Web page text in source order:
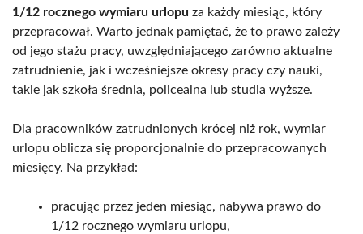
1/12 rocznego wymiaru urlopu za każdy miesiąc, który
przepracował. Warto jednak pamiętać, że to prawo zależy
od jego stażu pracy, uwzględniającego zarówno aktualne
zatrudnienie, jak i wcześniejsze okresy pracy czy nauki,
takie jak szkoła średnia, policealna lub studia wyższe.
Dla pracowników zatrudnionych krócej niż rok, wymiar
urlopu oblicza się proporcjonalnie do przepracowanych
miesięcy. Na przykład:
pracując przez jeden miesiąc, nabywa prawo do
1/12 rocznego wymiaru urlopu,